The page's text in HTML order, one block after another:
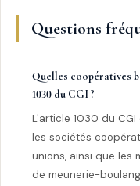
Questions
Quelles coopératives
1030 du CGI ?
L'article 1030 du
les sociétés
unions, ainsi que les
de meunerie-